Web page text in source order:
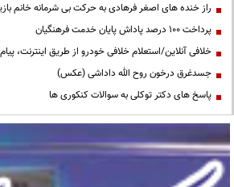
راز خنده های اصغر فرهادی به حرکت بی شرمانه خانم
پرداخت ۱۰۰ درصد پاداش پایان خدمت فرهنگیان
خلافی آنلاین/استعلام خلافی خودرو از طریق اینترنت،
جسدغرق درخون روح الله داداشی (عکس)
پاسخ های دکتر توکلی به سوالات کنکوری ها